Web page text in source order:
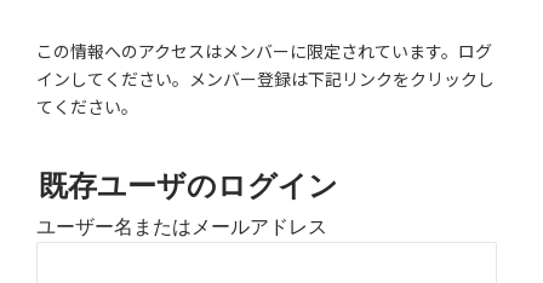
この情報へのアクセスはメンバーに限定されています。ログ
インしてください。メンバー登録は下記リンクをクリックし
てください。
既存ユーザのログイン
ユーザー名またはメールアドレス